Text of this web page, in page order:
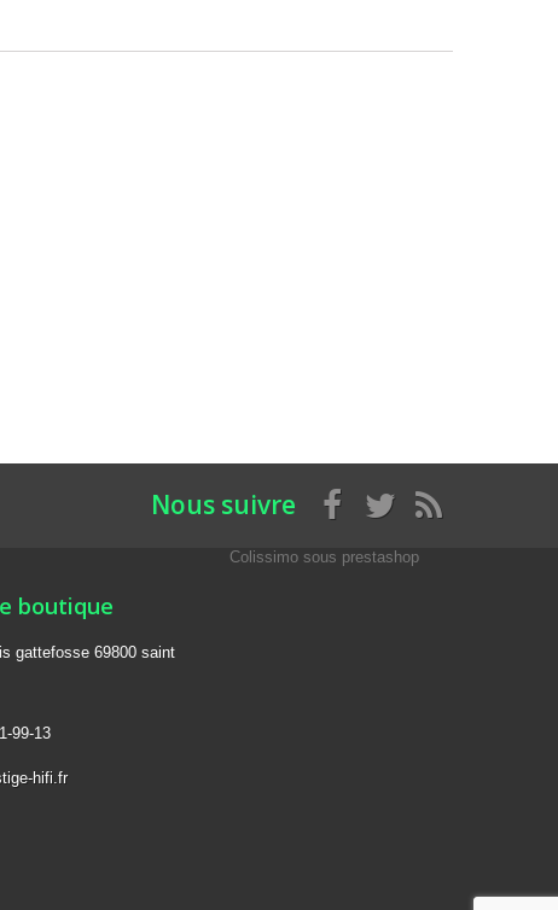
Nous suivre
boutique
gattefosse 69800 saint
99-13
hifi.fr
Colissimo sous prestashop